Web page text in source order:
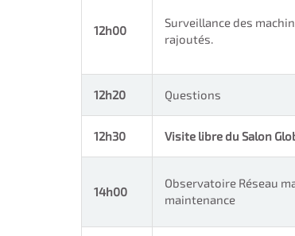
12h00
Surveillance des
rajoutés.
12h20 Questions
12h30 Visite libre du Salon
14h00
Observatoire Réseau
maintenance